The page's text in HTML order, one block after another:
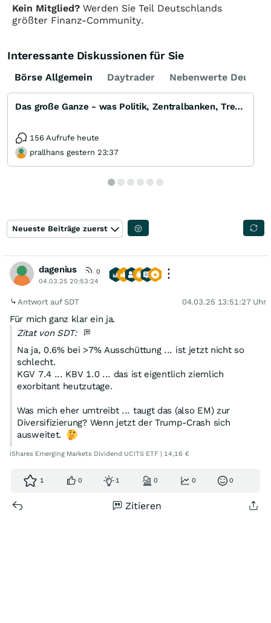
Kein Mitglied? Werden Sie Teil Deutschlands
größter Finanz-Community.
Interessante Diskussionen für Sie
Börse Allgemein Daytrader Nebenwerte
Das große Ganze - was Politik, Zentralbanken, Trends, Medien und Gesellschaft mit Aktien, Rohstoffen
156 Aufrufe heute
prallhans gestern 23:37
Neueste Beiträge zuerst
dagenius
0
04.03.25 20:53:24
Antwort auf SDT 04.03.25 13:51:27 Uhr
Für mich ganz klar ein ja.
Zitat von SDT:
Na ja, 0.6% bei >7% Ausschüttung ... ist jetzt nicht so
schlecht.
KGV 7.4 ... KBV 1.0 ... das ist eigentlich ziemlich
exorbitant heutzutage.
Was mich eher umtreibt ... taugt das (also EM) zur
Diversifizierung? Wenn jetzt der Trump-Crash sich
ausweitet.
iShares Emerging Markets Dividend UCITS ETF | 14,16 €
1 0 1 0 0 0
Zitieren